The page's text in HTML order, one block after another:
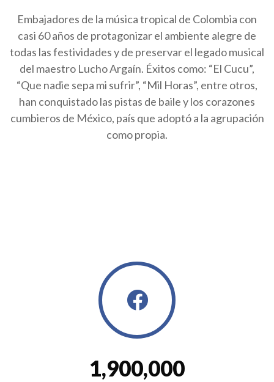
Embajadores de la música tropical de Colombia con
casi 60 años de protagonizar el ambiente alegre de
todas las festividades y de preservar el legado musical
del maestro Lucho Argaín. Éxitos como: “El Cucu”,
“Que nadie sepa mi sufrir”, “Mil Horas”, entre otros,
han conquistado las pistas de baile y los corazones
cumbieros de México, país que adoptó a la agrupación
como propia.
1,900,000